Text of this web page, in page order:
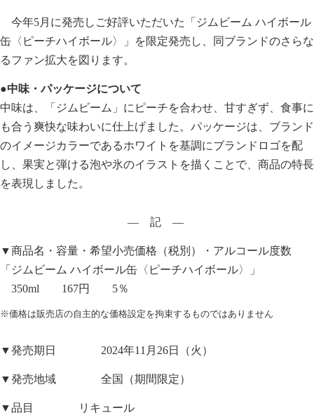
今年5月に発売しご好評いただいた「ジムビーム ハイボール
缶〈ピーチハイボール〉」を限定発売し、同ブランドのさらな
るファン拡大を図ります。
●中味・パッケージについて
中味は、「ジムビーム」にピーチを合わせ、甘すぎず、食事に
も合う爽快な味わいに仕上げました。パッケージは、ブランド
のイメージカラーであるホワイトを基調にブランドロゴを配
し、果実と弾ける泡や氷のイラストを描くことで、商品の特長
を表現しました。
― 記 ―
▼商品名・容量・希望小売価格（税別）・アルコール度数
「ジムビーム ハイボール缶〈ピーチハイボール〉」
350ml 167円 5％
※価格は販売店の自主的な価格設定を拘束するものではありません
▼発売期日 2024年11月26日（火）
▼発売地域 全国（期間限定）
▼品目 リキュール